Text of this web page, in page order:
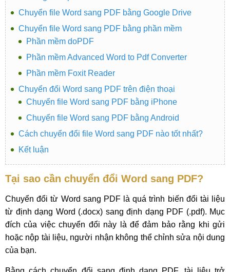
Chuyển file Word sang PDF bằng Google Drive
Chuyển file Word sang PDF bằng phần mềm
Phần mềm doPDF
Phần mềm Advanced Word to Pdf Converter
Phần mềm Foxit Reader
Chuyển đổi Word sang PDF trên điện thoại
Chuyển file Word sang PDF bằng iPhone
Chuyển file Word sang PDF bằng Android
Cách chuyển đổi file Word sang PDF nào tốt nhất?
Kết luận
Tại sao cần chuyển đổi Word sang PDF?
Chuyển đổi từ Word sang PDF là quá trình biến đổi tài liệu
từ định dạng Word (.docx) sang định dạng PDF (.pdf). Mục
đích của việc chuyển đổi này là để đảm bảo rằng khi gửi
hoặc nộp tài liệu, người nhận không thể chỉnh sửa nội dung
của bạn.